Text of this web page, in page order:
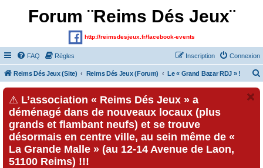
Forum ¨Reims Dés Jeux¨
http://reimsdesjeux.fr/facebook-events
FAQ Règles Connexion
Inscription
Reims Dés Jeux (Site) Reims Dés Jeux (Forum) Le « Grand Bazar RDJ » !
⚠ L’association « Reims Dés Jeux » a
déménagé dans de nouveaux locaux (plus
grands et flambant neufs) et se trouve
désormais en centre ville, au sein même de «
La Grande Malle » (au 12-14 Avenue de Laon,
51100 Reims) !!!